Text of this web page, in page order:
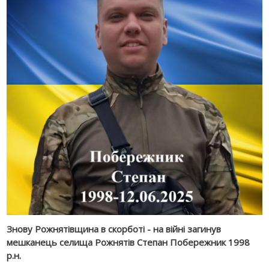
Знову Рожнятівщина в скорботі - на війні загинув
мешканець селища Рожнятів Степан Побережник 1998
р.н.